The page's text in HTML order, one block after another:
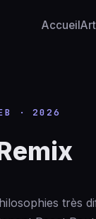
Accueil
· 2026
très